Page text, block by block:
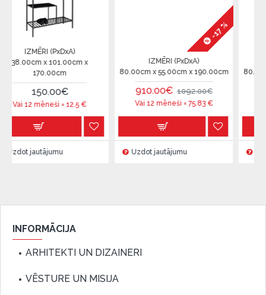
(PxDxA)
101.00cm x
=12.5 €
IZMĒRI (PxDxA)
80.00cm x 55.00cm x 190.00cm
1092.00€
Vai 12 mēneši =75.83€
Uzdot jautājumu
80.00cm x
1159.00€
Vai 12 mēneši =
Uzdot jautājumu
INFORMĀCIJA
ARHITEKTI UN DIZAINERI
VĒSTURE UN MISIJA